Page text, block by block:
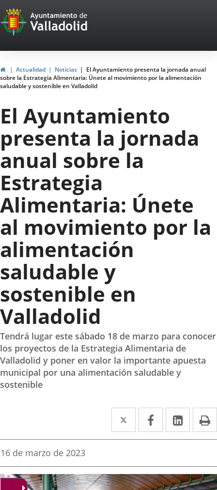
Portal
Web
del
Ayuntamiento
de
Valladolid
InicioActualidad Noticias
El Ayuntamiento presenta la jornada anual
sobre la Estrategia Alimentaria: Únete al movimiento por la alimentación
saludable y sostenible en Valladolid
El Ayuntamiento
presenta la jornada
anual sobre la
Estrategia
Alimentaria: Únete
al movimiento por la
alimentación
saludable y
sostenible en
Valladolid
Tendrá lugar este sábado 18 de marzo para conocer
los proyectos de la Estrategia Alimentaria de
Valladolid y poner en valor la importante apuesta
municipal por una alimentación saludable y
sostenible
Twitter
Enlace
a
aplicación
externa.
Facebook
Enlace
a
aplicación
externa.
Enlace
a
Fecha
la
noticia
16 de marzo de 2023